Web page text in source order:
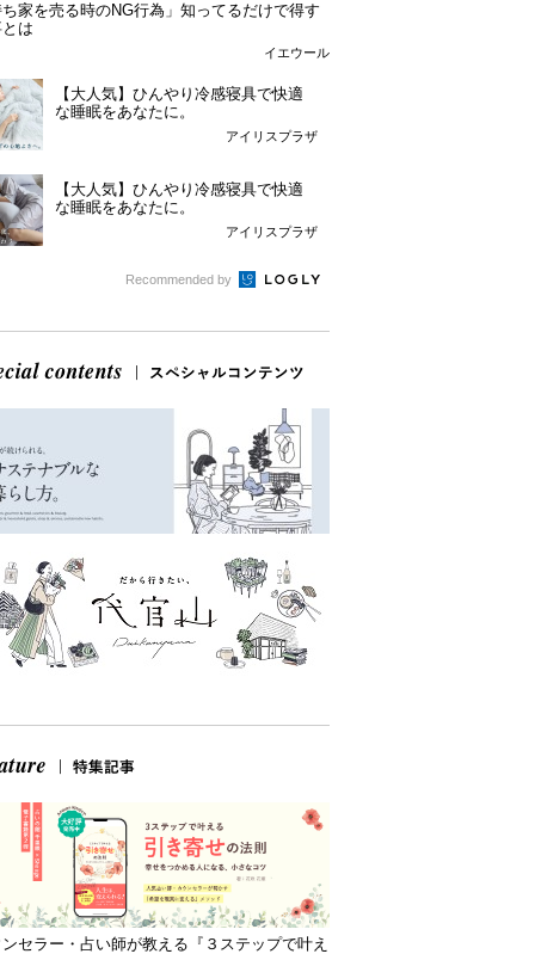
家を売る時のNG行為」知ってるだけで得す
は
イエウール
【大人気】ひんやり冷感寝具で快適
な睡眠をあなたに。
アイリスプラザ
【大人気】ひんやり冷感寝具で快適
な睡眠をあなたに。
アイリスプラザ
Recommended by
セラー・占い師が教える『３ステップで叶え